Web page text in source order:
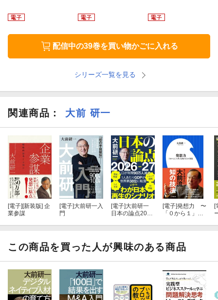
・長野電鉄の社長ならば
・富士通の社長ならば
・村上開明堂の社長ならば
今、いかに決断しますか?
【目次】
│1│
はじめに
本書収録ケーススタディについて
CaseStudy1 あなたが「イオンエンターテイメントの社長」なら
配信中の39巻を買い物かごに入れる
シリーズ一覧を見る
関連商品 ： 大前 研一
[電子][新装版] 企
業参謀
[電子]大前研一入
門
[電子]大前研一
日本の論点2026
[電子]発想力 〜
「０から１」を
[
この商品を買った人が興味のある商品